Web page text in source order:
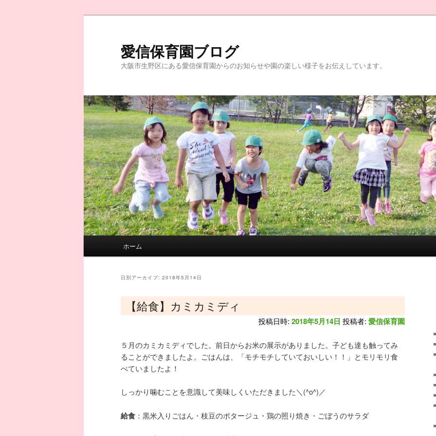
愛信保育園ブログ
大阪市生野区にある愛信保育園からのお知らせや園の楽しい様子をお伝えしています。
メインコンテンツへ移動
サブコンテンツへ移動
ホーム
日別アーカイブ: 2018年5月14日
【給食】カミカミディ
投稿日時: 2018年5月14日 投稿者: 愛信保育園
５月のカミカミディでした。前日からお米の展示がありました。子ども達も触ってみ
ることができましたよ。ごはんは、「モチモチしていておいしい！！」とモリモリ食
べていましたよ！
しっかり噛むことを意識して美味しくいただきました＼(^o^)／
給食 ：黒米入りごはん・枝豆のポタージュ・鶏の照り焼き・ごぼうのサラダ